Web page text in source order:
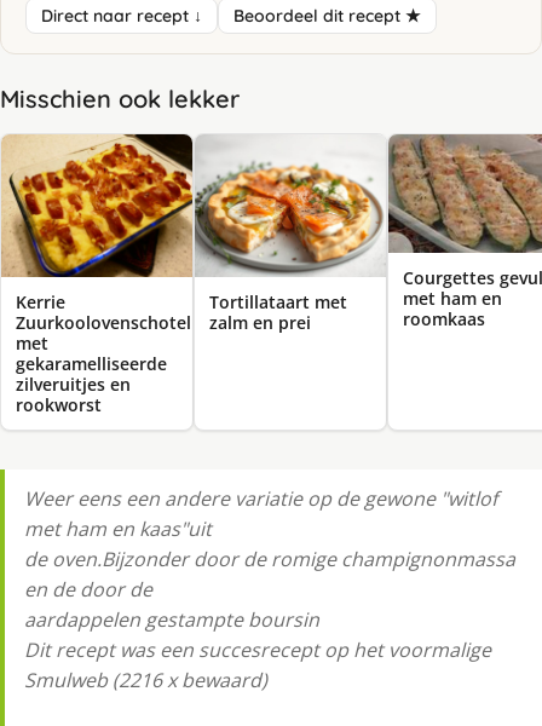
Direct naar recept ↓ Beoordeel dit recept ★
Misschien ook lekker
Kerrie
Zuurkoolovenschotel
met
gekaramelliseerde
zilveruitjes en
rookworst
Tortillataart met
zalm en prei
Courgettes
met ham en
roomkaas
Weer eens een andere variatie op de gewone "witlof
met ham en kaas"uit
de oven.Bijzonder door de romige champignonmassa
en de door de
aardappelen gestampte boursin
Dit recept was een succesrecept op het voormalige
Smulweb (2216 x bewaard)